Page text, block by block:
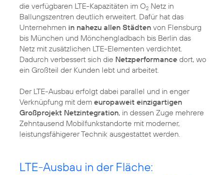
die verfügbaren LTE-Kapazitäten im O2 Netz in
Ballungszentren deutlich erweitert. Dafür hat das
Unternehmen in nahezu allen Städten von Flensburg
bis München und Mönchengladbach bis Berlin das
Netz mit zusätzlichen LTE-Elementen verdichtet.
Dadurch verbessert sich die Netzperformance dort, wo
ein Großteil der Kunden lebt und arbeitet.
Der LTE-Ausbau erfolgt dabei parallel und in enger
Verknüpfung mit dem europaweit einzigartigen
Großprojekt Netzintegration, in dessen Zuge mehrere
Zehntausend Mobilfunkstandorte mit moderner,
leistungsfähigerer Technik ausgestattet werden.
LTE-Ausbau in der Fläche: